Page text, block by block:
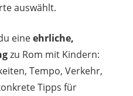
auswählt.
eineehrliche,
zu Rom mit Kindern:
Tempo, Verkehr,
Tipps für